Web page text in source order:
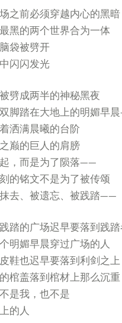
之前必须穿越内心的黑暗
黑的两个世界合为一体
袋被劈开
闪闪发光
劈成两半的神秘黑夜
脚踏在大地上的明媚早
洒满晨曦的台阶
巅的巨人的肩膀
，而是为了陨落——
的铭文不是为了被传颂
去、被遗忘、被践踏——
踏的广场迟早要落到践
明媚早晨穿过广场的人
鞋也迟早要落到利剑之上
棺盖落到棺材上那么沉重
是我，也不是
的人